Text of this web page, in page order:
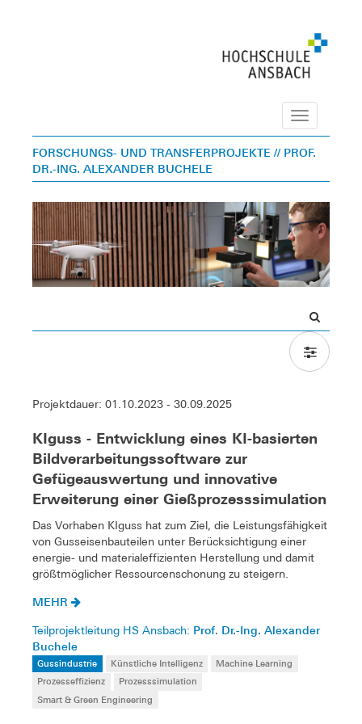
Navigation
FORSCHUNGS- UND TRANSFERPROJEKTE // PROF.
DR.-ING. ALEXANDER BUCHELE
Projektdauer: 01.10.2023 - 30.09.2025
KIguss - Entwicklung eines KI-basierten
Bildverarbeitungssoftware zur
Gefügeauswertung und innovative
Erweiterung einer Gießprozesssimulation
Das Vorhaben KIguss hat zum Ziel, die Leistungsfähigkeit
von Gusseisenbauteilen unter Berücksichtigung einer
energie- und materialeffizienten Herstellung und damit
größtmöglicher Ressourcenschonung zu steigern.
MEHR
Teilprojektleitung HS Ansbach: Prof. Dr.-Ing. Alexander
Buchele
Gussindustrie Künstliche Intelligenz
Machine Learning
Prozesseffizienz
Prozesssimulation
Smart & Green Engineering